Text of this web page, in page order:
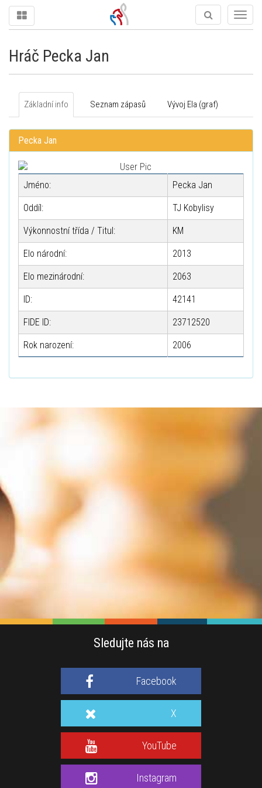
Hráč Pecka Jan
Základní info Seznam zápasů Vývoj Ela (graf)
Pecka Jan
Jméno: Pecka Jan
Oddíl: TJ Kobylisy
Výkonnostní třída / Titul: KM
Elo národní: 2013
Elo mezinárodní: 2063
ID: 42141
FIDE ID: 23712520
Rok narození: 2006
Sledujte nás na
Facebook
X
YouTube
Instagram